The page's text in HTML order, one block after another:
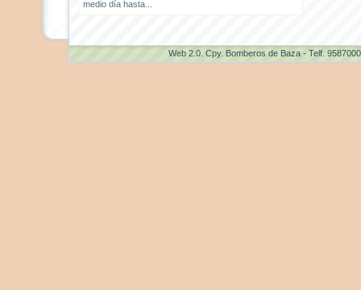
medio día hasta...
Web 2.0 . Cpy. Bomberos de Baza - Telf.